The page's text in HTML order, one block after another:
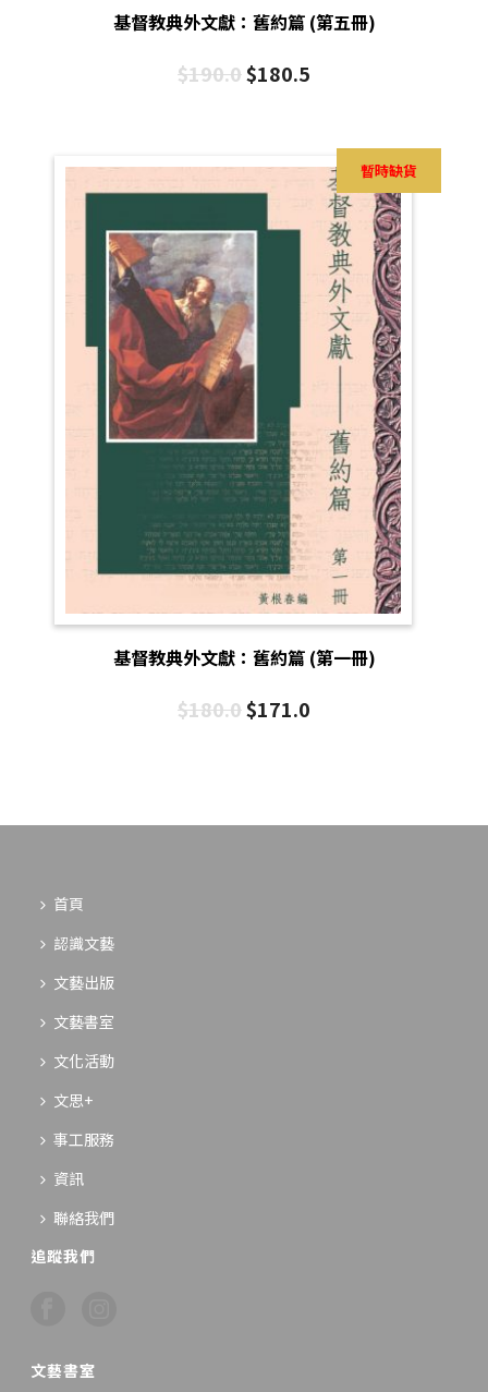
基督教典外文獻：舊約篇 (第五冊)
$190.0$180.5
基督教典外文獻：舊約篇 (第一冊)
暫時缺貨
$180.0$171.0
首頁
認識文藝
文藝出版
文藝書室
文化活動
文思+
事工服務
資訊
聯絡我們
追蹤我們
文藝書室